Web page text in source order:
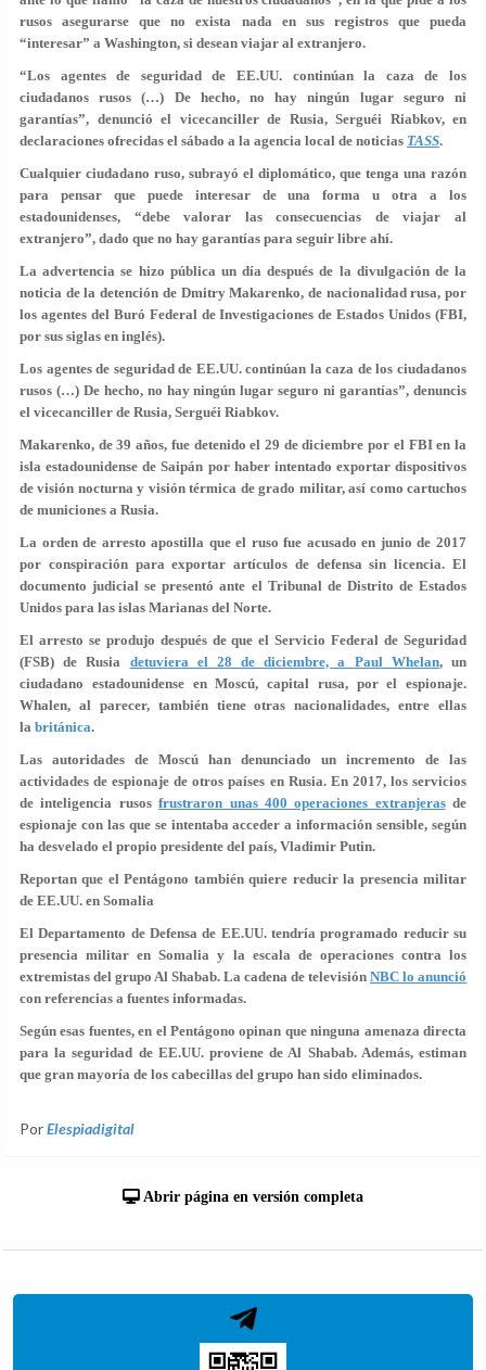
rusos asegurarse que no exista nada en sus registros que pueda
“interesar” a Washington, si desean viajar al extranjero.
“Los agentes de seguridad de EE.UU. continúan la caza de los
ciudadanos rusos (…) De hecho, no hay ningún lugar seguro ni
garantías”, denunció el vicecanciller de Rusia, Serguéi Riabkov, en
declaraciones ofrecidas el sábado a la agencia local de noticias TASS.
Cualquier ciudadano ruso, subrayó el diplomático, que tenga una razón
para pensar que puede interesar de una forma u otra a los
estadounidenses, “debe valorar las consecuencias de viajar al
extranjero”, dado que no hay garantías para seguir libre ahí.
La advertencia se hizo pública un día después de la divulgación de la
noticia de la detención de Dmitry Makarenko, de nacionalidad rusa, por
los agentes del Buró Federal de Investigaciones de Estados Unidos (FBI,
por sus siglas en inglés).
Los agentes de seguridad de EE.UU. continúan la caza de los ciudadanos
rusos (…) De hecho, no hay ningún lugar seguro ni garantías”, denuncis
el vicecanciller de Rusia, Serguéi Riabkov.
Makarenko, de 39 años, fue detenido el 29 de diciembre por el FBI en la
isla estadounidense de Saipán por haber intentado exportar dispositivos
de visión nocturna y visión térmica de grado militar, así como cartuchos
de municiones a Rusia.
La orden de arresto apostilla que el ruso fue acusado en junio de 2017
por conspiración para exportar artículos de defensa sin licencia. El
documento judicial se presentó ante el Tribunal de Distrito de Estados
Unidos para las islas Marianas del Norte.
El arresto se produjo después de que el Servicio Federal de Seguridad
(FSB) de Rusia detuviera el 28 de diciembre, a Paul Whelan, un
ciudadano estadounidense en Moscú, capital rusa, por el espionaje.
Whalen, al parecer, también tiene otras nacionalidades, entre ellas
la británica.
Las autoridades de Moscú han denunciado un incremento de las
actividades de espionaje de otros países en Rusia. En 2017, los servicios
de inteligencia rusosfrustraron unas 400 operaciones extranjerasde
espionaje con las que se intentaba acceder a información sensible, según
ha desvelado el propio presidente del país, Vladimir Putin.
Reportan que el Pentágono también quiere reducir la presencia militar
de EE.UU. en Somalia
El Departamento de Defensa de EE.UU. tendría programado reducir su
presencia militar en Somalia y la escala de operaciones contra los
extremistas del grupo Al Shabab. La cadena de televisión NBC lo anunció
con referencias a fuentes informadas.
Según esas fuentes, en el Pentágono opinan que ninguna amenaza directa
para la seguridad de EE.UU. proviene de Al Shabab. Además, estiman
que gran mayoría de los cabecillas del grupo han sido eliminados.
PorElespiadigital
Abrir página en versión completa